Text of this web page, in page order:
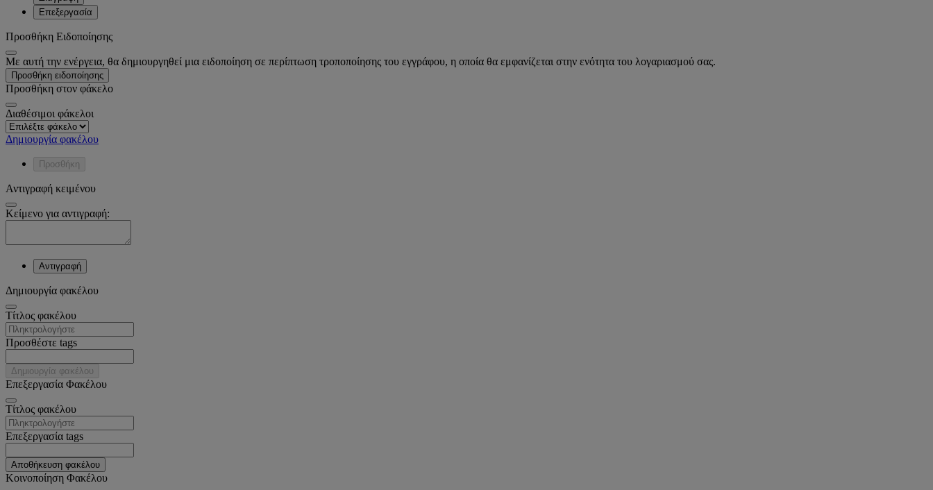
Επεξεργασία
Προσθήκη Ειδοποίησης
Με αυτή την ενέργεια, θα δημιουργηθεί μια ειδοποίηση σε περίπτωση τροποποίησης του εγγράφου, η οποία θα εμφανίζεται στην ενότητα του λογαριασμού σας.
Προσθήκη ειδοποίησης
Προσθήκη στον φάκελο
Διαθέσιμοι φάκελοι
Δημιουργία φακέλου
Προσθήκη
Αντιγραφή κειμένου
Κείμενο για αντιγραφή:
Αντιγραφή
Δημιουργία φακέλου
Tίτλος φακέλου
Προσθέστε tags
Δημιουργία φακέλου
Επεξεργασία Φακέλου
Tίτλος φακέλου
Επεξεργασία tags
Αποθήκευση φακέλου
Κοινοποίηση Φακέλου